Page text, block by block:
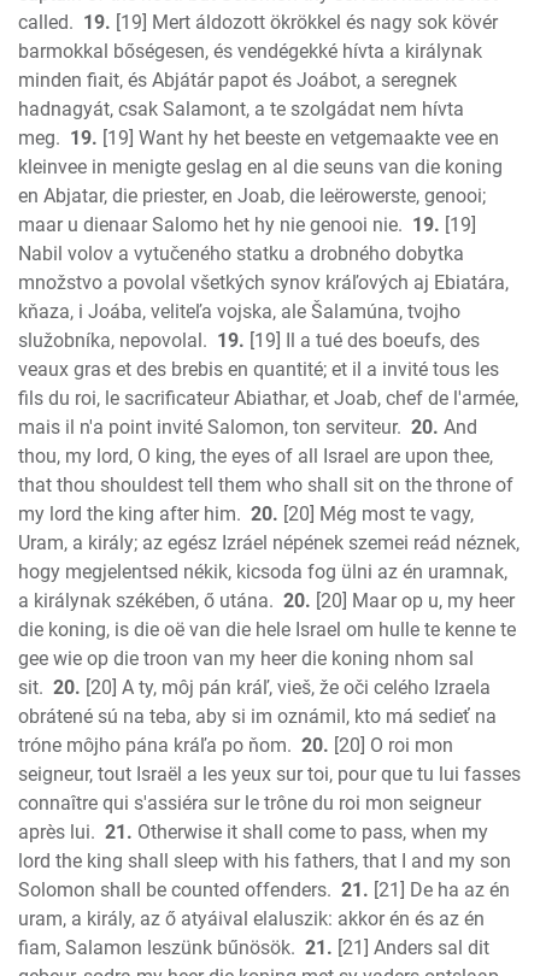
called. 19. [19] Mert áldozott ökrökkel és nagy sok kövér
barmokkal bőségesen, és vendégekké hívta a királynak
minden fiait, és Abjátár papot és Joábot, a seregnek
hadnagyát, csak Salamont, a te szolgádat nem hívta
meg. 19. [19] Want hy het beeste en vetgemaakte vee en
kleinvee in menigte geslag en al die seuns van die koning
en Abjatar, die priester, en Joab, die leërowerste, genooi;
maar u dienaar Salomo het hy nie genooi nie. 19. [19]
Nabil volov a vytučeného statku a drobného dobytka
množstvo a povolal všetkých synov kráľových aj Ebiatára,
kňaza, i Joába, veliteľa vojska, ale Šalamúna, tvojho
služobníka, nepovolal. 19. [19] Il a tué des boeufs, des
veaux gras et des brebis en quantité; et il a invité tous les
fils du roi, le sacrificateur Abiathar, et Joab, chef de l'armée,
mais il n'a point invité Salomon, ton serviteur. 20. And
thou, my lord, O king, the eyes of all Israel are upon thee,
that thou shouldest tell them who shall sit on the throne of
my lord the king after him. 20. [20] Még most te vagy,
Uram, a király; az egész Izráel népének szemei reád néznek,
hogy megjelentsed nékik, kicsoda fog ülni az én uramnak,
a királynak székében, ő utána. 20. [20] Maar op u, my heer
die koning, is die oë van die hele Israel om hulle te kenne te
gee wie op die troon van my heer die koning nhom sal
sit. 20. [20] A ty, môj pán kráľ, vieš, že oči celého Izraela
obrátené sú na teba, aby si im oznámil, kto má sedieť na
tróne môjho pána kráľa po ňom. 20. [20] O roi mon
seigneur, tout Israël a les yeux sur toi, pour que tu lui fasses
connaître qui s'assiéra sur le trône du roi mon seigneur
après lui. 21. Otherwise it shall come to pass, when my
lord the king shall sleep with his fathers, that I and my son
Solomon shall be counted offenders. 21. [21] De ha az én
uram, a király, az ő atyáival elaluszik: akkor én és az én
fiam, Salamon leszünk bűnösök. 21. [21] Anders sal dit